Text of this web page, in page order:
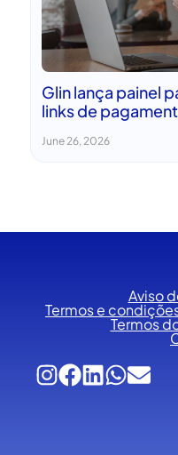
Glin lança painel
links de
June 26, 2026
Aviso
Termos e
Termos